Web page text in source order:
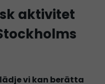
aktivitet
vi kan berätta